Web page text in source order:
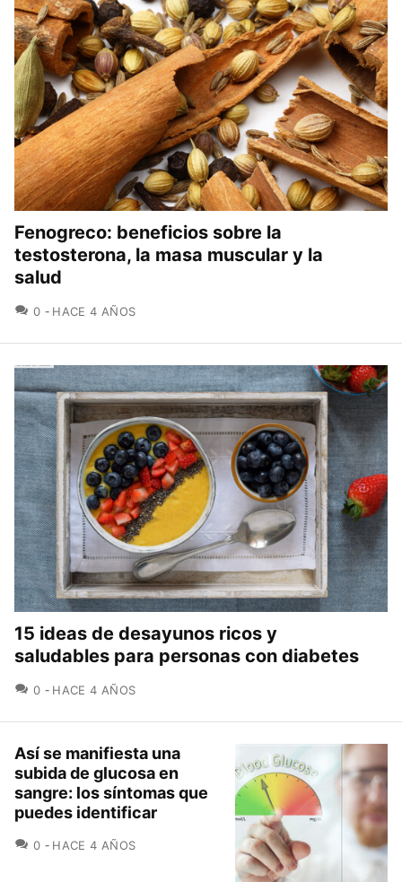
Fenogreco: beneficios sobre la
testosterona, la masa muscular y la
salud
0 COMENTARIOS
HACE 4 AÑOS
15 ideas de desayunos ricos y
saludables para personas con diabetes
0 COMENTARIOS
HACE 4 AÑOS
Así se manifiesta una
subida de glucosa en
sangre: los síntomas que
puedes identificar
0 COMENTARIOS
HACE 4 AÑOS